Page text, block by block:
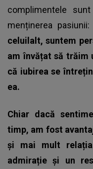
complimentele
menținerea pasiunii:
celuilalt, suntem
am învățat să trăim
că iubirea se
ea.
Chiar dacă
timp, am fost
și mai mult
admirație și un